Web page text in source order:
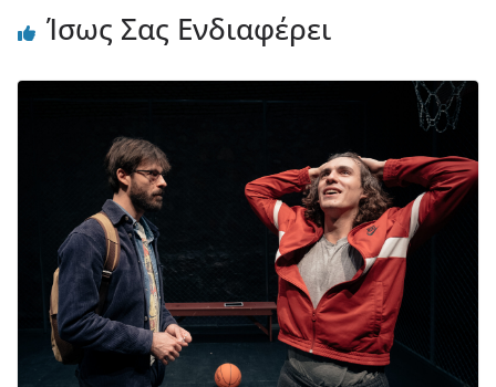
Ίσως Σας Ενδιαφέρει